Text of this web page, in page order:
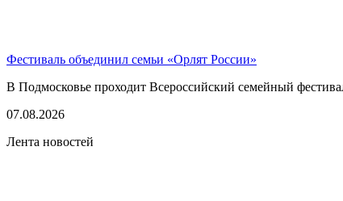
Фестиваль объединил семьи «Орлят России»
В Подмосковье проходит Всероссийский семейный
07.08.2026
Лента новостей